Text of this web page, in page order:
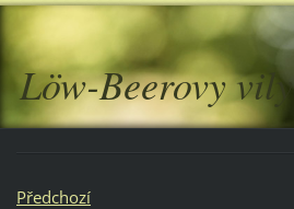
Löw-Beerovy vily
Předchozí